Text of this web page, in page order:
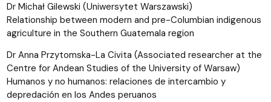
Dr Michał Gilewski (Uniwersytet Warszawski)
Relationship between modern and pre-Columbian indigenous
agriculture in the Southern Guatemala region
Dr Anna Przytomska-La Civita (Associated researcher at the
Centre for Andean Studies of the University of Warsaw)
Humanos y no humanos: relaciones de intercambio y
depredación en los Andes peruanos